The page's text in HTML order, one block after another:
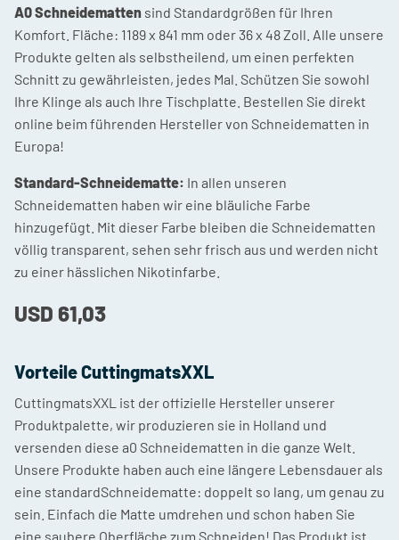
5.00von 5
basierend
auf
Kundenbewertung
A0 Schneidematten sind Standardgrößen für Ihren
Komfort. Fläche: 1189 x 841 mm oder 36 x 48 Zoll. Alle unsere
Produkte gelten als selbstheilend, um einen perfekten
Schnitt zu gewährleisten, jedes Mal. Schützen Sie sowohl
Ihre Klinge als auch Ihre Tischplatte. Bestellen Sie direkt
online beim führenden Hersteller von Schneidematten in
Europa!
Standard-Schneidematte: In allen unseren
Schneidematten haben wir eine bläuliche Farbe
hinzugefügt. Mit dieser Farbe bleiben die Schneidematten
völlig transparent, sehen sehr frisch aus und werden nicht
zu einer hässlichen Nikotinfarbe.
USD 61,03
VorteileCuttingmatsXXL
CuttingmatsXXL ist der offizielle Hersteller unserer
Produktpalette, wir produzieren sie in Holland und
versenden diese a0 Schneidematten in die ganze Welt.
Unsere Produkte haben auch eine längere Lebensdauer als
eine standardSchneidematte: doppelt so lang, um genau zu
sein. Einfach die Matte umdrehen und schon haben Sie
eine saubere Oberfläche zum Schneiden! Das Produkt ist